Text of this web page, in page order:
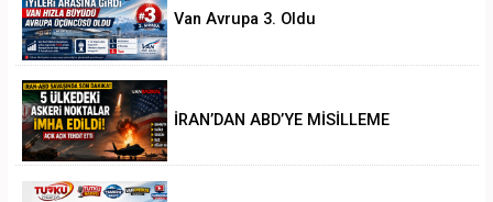
Van Avrupa 3. Oldu
İRAN’DAN ABD’YE MİSİLLEME